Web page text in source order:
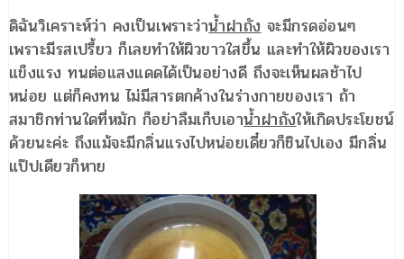
ดิฉันวิเคราะห์ว่า คงเป็นเพราะว่าน้ำฝาถังจะมีกรดอ่อนๆ
เพราะมีรสเปรี้ยว ก็เลยทำให้ผิวขาวใสขึ้น และทำให้ผิวของเรา
แข็งแรง ทนต่อแสงแดดได้เป็นอย่างดี ถึงจะเห็นผลช้าไป
หน่อย แต่ก็คงทน ไม่มีสารตกค้างในร่างกายของเรา ถ้า
สมาชิกท่านใดที่หมัก ก็อย่าลืมเก็บเอาน้ำฝาถังให้เกิดประโยชน์
ด้วยนะค่ะ ถึงแม้จะมีกลิ่นแรงไปหน่อยเดี๋ยวก็ชินไปเอง มีกลิ่น
แป๊ปเดียวก็หาย